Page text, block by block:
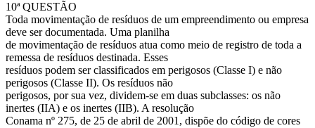
10ª QUESTÃO
Toda movimentação de resíduos de um empreendimento ou empresa
deve ser documentada. Uma planilha
de movimentação de resíduos atua como meio de registro de toda a
remessa de resíduos destinada. Esses
resíduos podem ser classificados em perigosos (Classe I) e não
perigosos (Classe II). Os resíduos não
perigosos, por sua vez, dividem-se em duas subclasses: os não
inertes (IIA) e os inertes (IIB). A resolução
Conama nº 275, de 25 de abril de 2001, dispõe do código de cores